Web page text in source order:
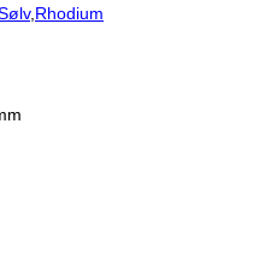
, Rhodium